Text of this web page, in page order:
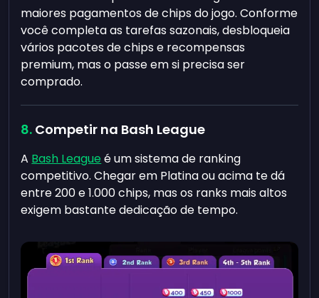
maiores pagamentos de chips do jogo. Conforme
você completa as tarefas sazonais, desbloqueia
vários pacotes de chips e recompensas
premium, mas o passe em si precisa ser
comprado.
Competir na Bash League
A Bash League é um sistema de ranking
competitivo. Chegar em Platina ou acima te dá
entre 200 e 1.000 chips, mas os ranks mais altos
exigem bastante dedicação de tempo.